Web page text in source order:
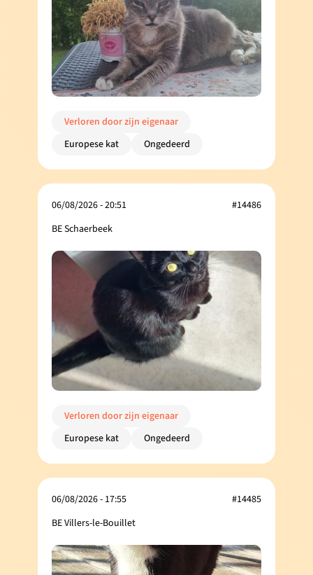
Verloren door zijn eigenaar
Europese kat
Ongedeerd
06/08/2026 - 20:51
BE Schaerbeek
#14486
Verloren door zijn eigenaar
Europese kat
Ongedeerd
06/08/2026 - 17:55
BE Villers-le-Bouillet
#14485